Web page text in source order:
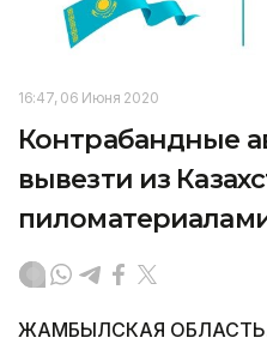
16:47, 06 Июня 2020
Контрабандные
вывезти из
ЖАМБЫЛСКАЯ